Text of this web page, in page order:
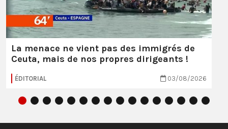
La menace ne vient pas des immigrés de
Ceuta, mais de nos propres dirigeants !
ÉDITORIAL 03/08/2026